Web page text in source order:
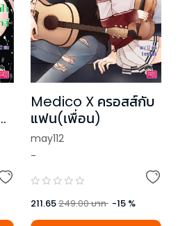
Medico X ครอสส์กับ
แฟน(เพื่อน)
may112
-
211.65249.00บาท -15 %